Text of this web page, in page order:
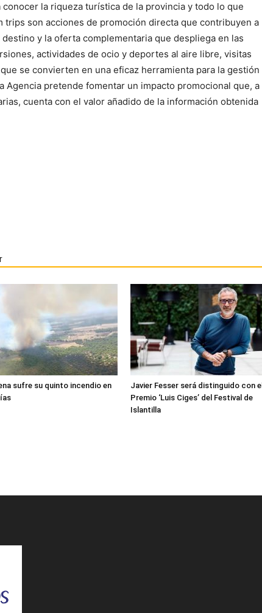
la riqueza turística de la provincia y todo lo que
trips son acciones de promoción directa que contribuyen a
y la oferta complementaria que despliega en las
actividades de ocio y deportes al aire libre, visitas
se convierten en una eficaz herramienta para la gestión
Agencia pretende fomentar un impacto promocional que, a
cuenta con el valor añadido de la información obtenida
sufre su quinto incendio en
Javier Fesser será distinguido con el
Premio ‘Luis Ciges’ del Festival de
Islantilla